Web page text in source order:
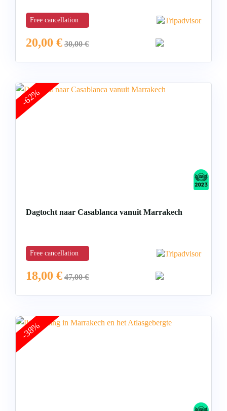
Free cancellation
20,00 € 30,00€
-62%
Dagtocht naar Casablanca vanuit Marrakech
Free cancellation
18,00 € 47,00€
-38%